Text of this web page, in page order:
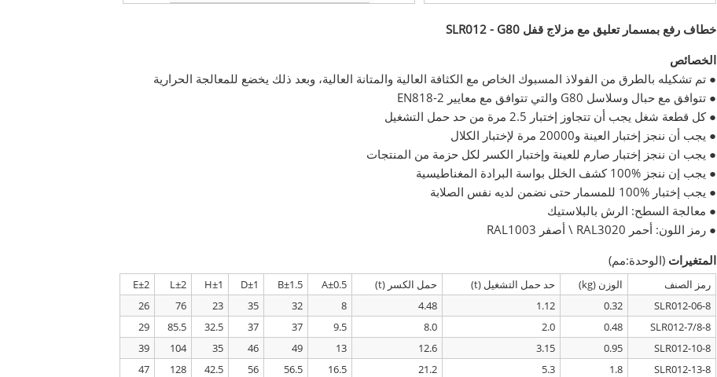
خطاف رفع بمسمار تعليق مع مزلاج قفل SLR012 - G80
الخصائص
● تم تشكيله بالطرق من الفولاذ المسبوك الخاص مع الكثافة العالية والمتانة العالية، وبعد ذلك يخضع للمعالجة الحرارية
● تتوافق مع حبال وسلاسل G80 والتي تتوافق مع معايير EN818-2
● كل قطعة شغل يجب أن تتجاوز إختبار 2.5 مرة من حد حمل التشغيل
● يجب أن ننجز إختبار العينة و20000 مرة لإختبار الكلال
● يجب ان ننجز إختبار صارم للعينة وإختبار الكسر لكل حزمة من المنتجات
● يجب إن ننجز 100% كشف الخلل بواسة البرادة المغناطيسية
● يجب إختبار 100% للمسمار حتى نضمن لديه نفس الصلابة
● معالجة السطح: الرش بالبلاستيك
● رمز اللون: أحمر RAL3020 \ أصفر RAL1003
المتغيرات (الوحدة:مم)
رمز الصنف الوزن (kg) حد حمل التشغيل (t) حمل الكسر (t) A±0.5
B±1.5
D±1
H±1
L±2
E±2
8-SLR012-06
0.32
1.12
4.48
8
32
35
23
76
26
8-SLR012-7/8
0.48
2.0
8.0
9.5
37
37
32.5
85.5
29
8-SLR012-10
0.95
3.15
12.6
13
49
46
35
104
39
8-SLR012-13
1.8
5.3
21.2
16.5
56.5
56
42.5
128
47